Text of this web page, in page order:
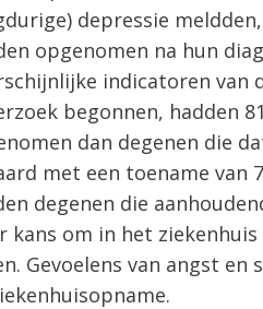
depressie
opgenomen na hun
indicatoren van
begonnen, hadden
dan degenen die
met een toename van
degenen die
kans om in het
Gevoelens van angst